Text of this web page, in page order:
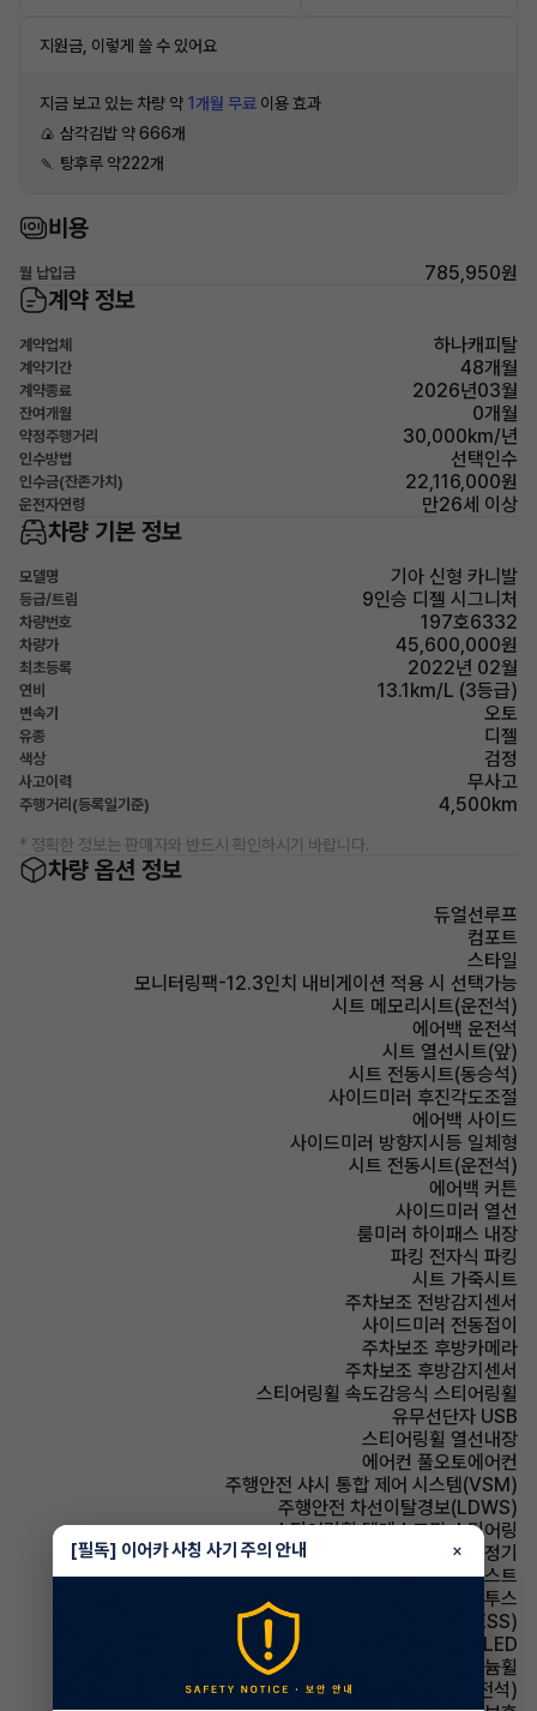
지원금, 이렇게 쓸 수 있어요
지금 보고 있는 차량 약 1개월 무료 이용 효과
🍙 삼각김밥 약 666개
🍡 탕후루 약222개
비용
월 납입금 785,950원
계약 정보
계약업체 하나캐피탈
계약기간 48개월
계약종료 2026년03월
잔여개월 0개월
약정주행거리 30,000km/년
인수방법 선택인수
인수금(잔존가치) 22,116,000원
운전자연령 만26세 이상
차량 기본 정보
모델명 기아 신형 카니발
등급/트림 9인승 디젤 시그니처
차량번호 197호6332
차량가 45,600,000원
최초등록 2022년 02월
연비 13.1km/L (3등급)
변속기 오토
유종 디젤
색상 검정
사고이력 무사고
주행거리(등록일기준) 4,500km
* 정확한 정보는 판매자와 반드시 확인하시기 바랍니다.
차량 옵션 정보
듀얼선루프
컴포트
스타일
모니터링팩-12.3인치 내비게이션 적용 시 선택가능
시트 메모리시트(운전석)
에어백 운전석
시트 열선시트(앞)
시트 전동시트(동승석)
사이드미러 후진각도조절
에어백 사이드
사이드미러 방향지시등 일체형
시트 전동시트(운전석)
에어백 커튼
사이드미러 열선
룸미러 하이패스 내장
파킹 전자식 파킹
시트 가죽시트
주차보조 전방감지센서
사이드미러 전동접이
주차보조 후방카메라
주차보조 후방감지센서
스티어링휠 속도감응식 스티어링휠
유무선단자 USB
스티어링휠 열선내장
에어컨 풀오토에어컨
주행안전 샤시 통합 제어 시스템(VSM)
주행안전 차선이탈경보(LDWS)
스티어링휠 텔레스코픽 스티어링
에어컨 공기청정기
헤드램프 하이빔 어시스트
유무선단자 블루투스
주행안전 급제동경보시스템(ESS)
헤드램프 LED
휠타이어 알루미늄휠
시트 통풍시트(운전석)
[필독] 이어카 사칭 사기 주의 안내 ×